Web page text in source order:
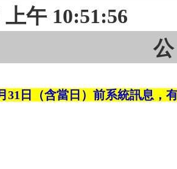
上午 10:51:56
31日（含當日）前系統訊息